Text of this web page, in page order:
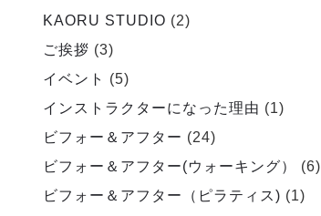
KAORU STUDIO (2)
ご挨拶 (3)
イベント
(5)
インストラクターになった理由 (1)
ビフォー＆アフター (24)
ビフォー＆アフター(ウォーキング）
(6)
ビフォー＆アフター（ピラティス) (1)